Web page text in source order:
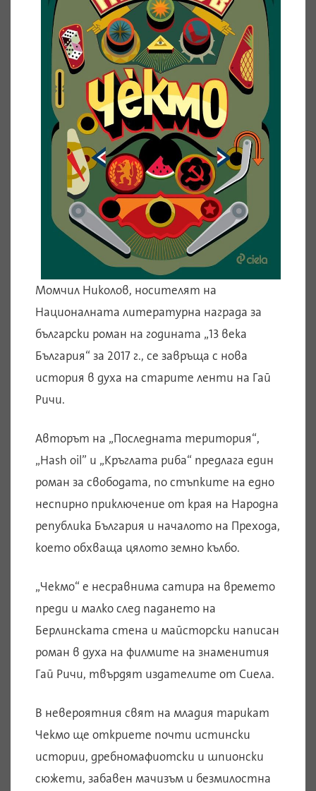
Момчил Николов, носителят на
Националната литературна награда за
български роман на годината „13 века
България“ за 2017 г., се завръща с нова
история в духа на старите ленти на Гай
Ричи.
Авторът на „Последната територия“,
„Hash oil” и „Кръглата риба“ предлага един
роман за свободата, по стъпките на едно
неспирно приключение от края на Народна
република България и началото на Прехода,
което обхваща цялото земно кълбо.
„Чекмо“ е несравнима сатира на времето
преди и малко след падането на
Берлинската стена и майсторски написан
роман в духа на филмите на знаменития
Гай Ричи, твърдят издателите от Сиела.
В невероятния свят на младия тарикат
Чекмо ще откриете почти истински
истории, дребномафиотски и шпионски
сюжети, забавен мачизъм и безмилостна